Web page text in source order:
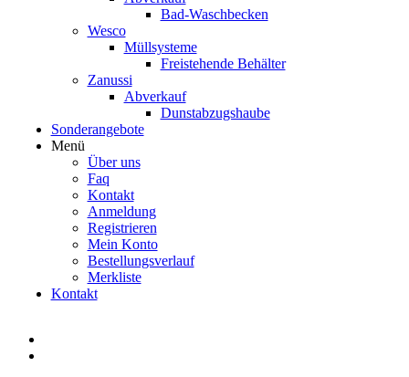
Bad-Waschbecken
Wesco
Müllsysteme
Freistehende Behälter
Zanussi
Abverkauf
Dunstabzugshaube
Sonderangebote
Menü
Über uns
Faq
Kontakt
Anmeldung
Registrieren
Mein Konto
Bestellungsverlauf
Merkliste
Kontakt